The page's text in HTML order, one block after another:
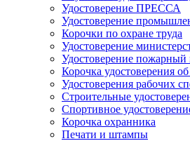
Удостоверение ПРЕССА
Удостоверение
Корочки по охране труда
Удостоверение
Удостоверение
Корочка удостоверения об
Удостоверения рабочих
Строительные
Спортивное
Корочка охранника
Печати и штампы